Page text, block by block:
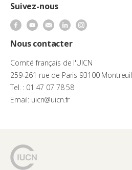
Suivez-nous
Nous contacter
Comité français de l'UICN
259-261 rue de Paris 93100 Montreuil
Tel. : 01 47 07 78 58
Email: uicn@uicn.fr